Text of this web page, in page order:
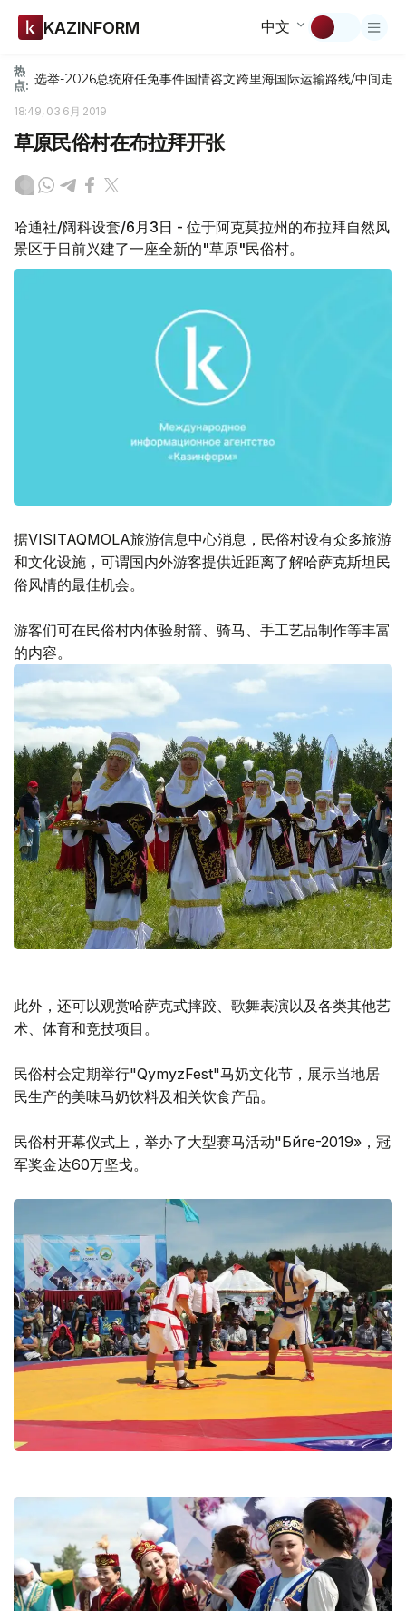
KAZINFORM 中文
热
点: 选举-2026总统府任免事件国情咨文跨里海国际运输路线/中间走廊
18:49, 03 6月 2019
草原民俗村在布拉拜开张
哈通社/阔科设套/6月3日 - 位于阿克莫拉州的布拉拜自然风
景区于日前兴建了一座全新的"草原"民俗村。
据VISITAQMOLA旅游信息中心消息，民俗村设有众多旅游
和文化设施，可谓国内外游客提供近距离了解哈萨克斯坦民
俗风情的最佳机会。
游客们可在民俗村内体验射箭、骑马、手工艺品制作等丰富
的内容。
此外，还可以观赏哈萨克式摔跤、歌舞表演以及各类其他艺
术、体育和竞技项目。
民俗村会定期举行"QymyzFest"马奶文化节，展示当地居
民生产的美味马奶饮料及相关饮食产品。
民俗村开幕仪式上，举办了大型赛马活动"Бәйге-2019»，冠
军奖金达60万坚戈。